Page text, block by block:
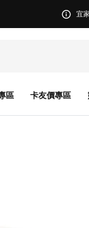
宜
區 卡友價專區